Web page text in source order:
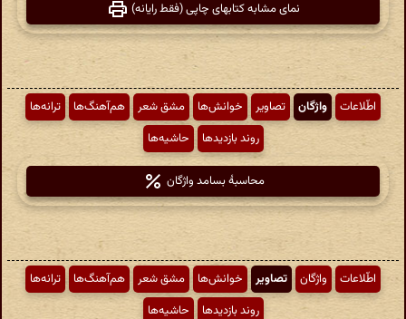
نمای مشابه کتابهای چاپی (فقط رایانه)
اطّلاعات واژگان تصاویر خوانش‌ها مشق شعر هم‌آهنگ‌ها
ترانه‌ها
روند بازدیدها
حاشیه‌ها
محاسبهٔ بسامد واژگان
اطّلاعات واژگان تصاویر خوانش‌ها مشق شعر هم‌آهنگ‌ها
ترانه‌ها
روند بازدیدها
حاشیه‌ها